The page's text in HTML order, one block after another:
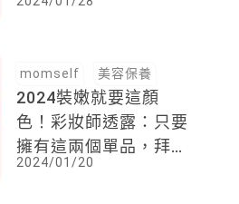
善肌膚的洗沐呵護 ，
momself 美容保養
2024裝嫩就要這顏
色！彩妝師透露：只要
擁有這兩個單品，拜年
走春最吸睛
2024/01/20